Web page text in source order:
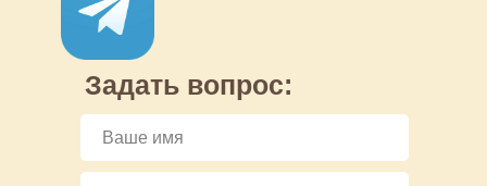
Задать вопрос: